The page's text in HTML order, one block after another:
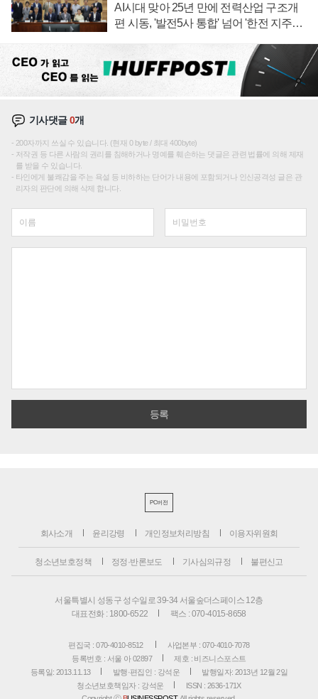
AI시대 맞아 25년 만에 전력산업 구조개
편 시동, '발전5사 통합' 넘어 '한전 지주사'
기사댓글0개
200자까지 쓰실 수 있습니다. (현재 0 byte / 최대 400byte)
저작권 등 다른 사람의 권리를 침해하거나 명예를 훼손하는 댓글은 관련 법률에 의해 제재
를 받을 수 있습니다.
타인에게 불쾌감을 주는 욕설 등 비하하는 단어가 내용에 포함되거나 인신공격성 글은 관
리자의 판단에 의해 삭제 합니다.
PC버전
회사소개 윤리강령 개인정보처리방침 이용자위원회
청소년보호정책 정정·반론보도 기사심의규정 불편신고
서울특별시 성동구 성수일로 39-34 서울숲더스페이스 12층
대표전화 : 1800-6522
팩스 : 070-4015-8658
편집국 : 070-4010-8512
사업본부 : 070-4010-7078
등록번호 : 서울 아 02897
제호 : 비즈니스포스트
등록일: 2013.11.13
발행·편집인 : 강석운
발행일자: 2013년 12월 2일
청소년보호책임자 : 강석운
ISSN : 2636-171X